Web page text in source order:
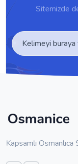
Sitemizde
Kapsamlı Osmanlıca